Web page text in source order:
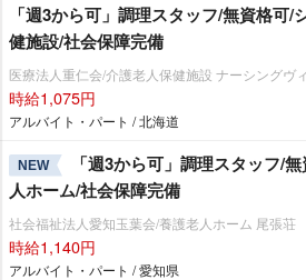
「週3から可」調理スタッフ/無資格可
健施設/社会保障完備
医療法人重仁会/介護老人保健施設 ナーシングヴ
時給1,075円
アルバイト・パート / 北海道
NEW
「週3から可」調理スタッフ/
人ホーム/社会保障完備
社会福祉法人愛知玉葉会/養護老人ホーム 尾張荘
時給1,140円
アルバイト・パート / 愛知県